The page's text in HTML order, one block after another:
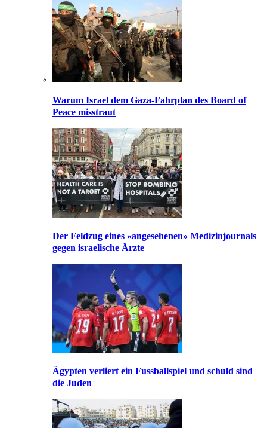
Warum Israel dem Gaza-Fahrplan des Board of
Peace misstraut
Der Feldzug eines «angesehenen» Medizinjournals
gegen israelische Ärzte
Ägypten verliert ein Fussballspiel und schuld sind
die Juden